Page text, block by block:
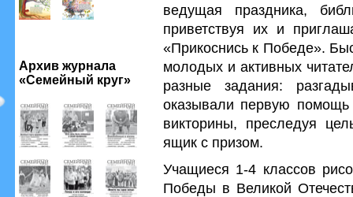
Архив журнала
«Семейный круг»
ведущая праздника,
приветствуя их и
«Прикоснись к Победе».
молодых и активных
разные задания:
оказывали первую
викторины, преследуя
ящик с призом.
Учащиеся 1-4 классов
Победы в Великой